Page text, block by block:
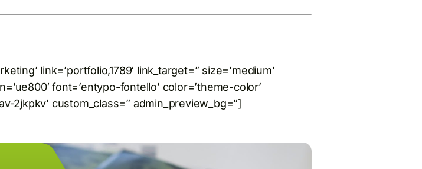
link=’portfolio,1789′ link_target=” size=’medium’
font=’entypo-fontello’ color=’theme-color’
2jkpkv’ custom_class=” admin_preview_bg=”]